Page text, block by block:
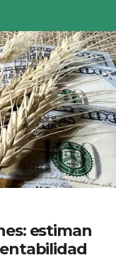
estiman